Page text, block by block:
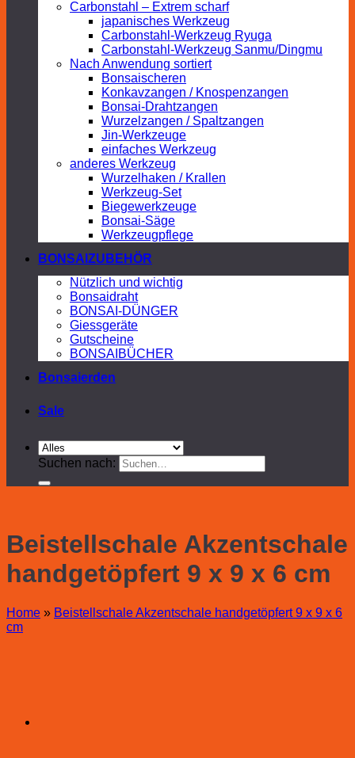
Carbonstahl – Extrem scharf
japanisches Werkzeug
Carbonstahl-Werkzeug Ryuga
Carbonstahl-Werkzeug Sanmu/Dingmu
Nach Anwendung sortiert
Bonsaischeren
Konkavzangen / Knospenzangen
Bonsai-Drahtzangen
Wurzelzangen / Spaltzangen
Jin-Werkzeuge
einfaches Werkzeug
anderes Werkzeug
Wurzelhaken / Krallen
Werkzeug-Set
Biegewerkzeuge
Bonsai-Säge
Werkzeugpflege
BONSAIZUBEHÖR
Nützlich und wichtig
Bonsaidraht
BONSAI-DÜNGER
Giessgeräte
Gutscheine
BONSAIBÜCHER
Bonsaierden
Sale
Suchen nach:
Beistellschale Akzentschale
handgetöpfert 9 x 9 x 6 cm
Home » Beistellschale Akzentschale handgetöpfert 9 x 9 x 6
cm